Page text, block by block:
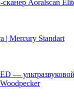
Aoralscan
| Mercury Standart
—